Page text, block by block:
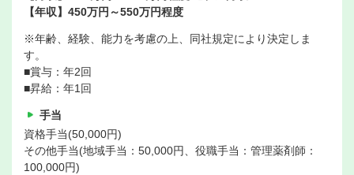
【年収】450万円～550万円程度
※年齢、経験、能力を考慮の上、同社規定により決定しま
す。
■賞与：年2回
■昇給：年1回
手当
資格手当(50,000円)
その他手当(地域手当：50,000円、役職手当：管理薬剤師：
100,000円)